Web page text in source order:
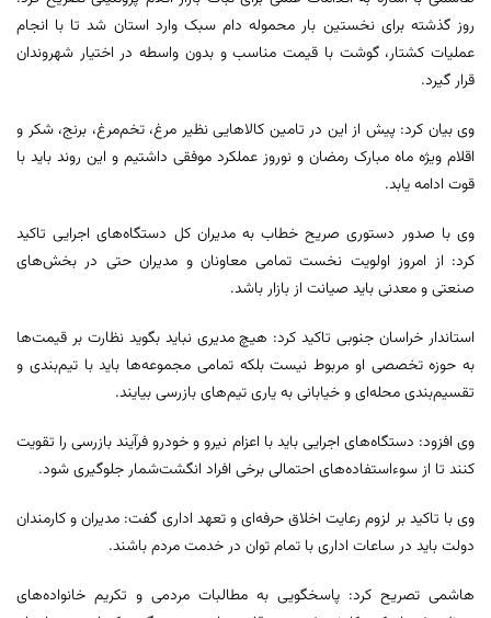
روز گذشته برای نخستین بار محموله دام سبک وارد استان شد تا با انجام
عملیات کشتار، گوشت با قیمت مناسب و بدون واسطه در اختیار شهروندان
قرار گیرد.
وی بیان کرد: پیش از این در تامین کالاهایی نظیر مرغ، تخم‌مرغ، برنج، شکر و
اقلام ویژه ماه مبارک رمضان و نوروز عملکرد موفقی داشتیم و این روند باید با
قوت ادامه یابد.
وی با صدور دستوری صریح خطاب به مدیران کل دستگاه‌های اجرایی تاکید
کرد: از امروز اولویت نخست تمامی معاونان و مدیران حتی در بخش‌های
صنعتی و معدنی باید صیانت از بازار باشد.
استاندار خراسان جنوبی تاکید کرد: هیچ مدیری نباید بگوید نظارت بر قیمت‌ها
به حوزه تخصصی او مربوط نیست بلکه تمامی مجموعه‌ها باید با تیم‌بندی و
تقسیم‌بندی محله‌ای و خیابانی به یاری تیم‌های بازرسی بیایند.
وی افزود: دستگاه‌های اجرایی باید با اعزام نیرو و خودرو فرآیند بازرسی را تقویت
کنند تا از سوءاستفاده‌های احتمالی برخی افراد انگشت‌شمار جلوگیری شود.
وی با تاکید بر لزوم رعایت اخلاق حرفه‌ای و تعهد اداری گفت: مدیران و کارمندان
دولت باید در ساعات اداری با تمام توان در خدمت مردم باشند.
هاشمی تصریح کرد: پاسخگویی به مطالبات مردمی و تکریم خانواده‌های